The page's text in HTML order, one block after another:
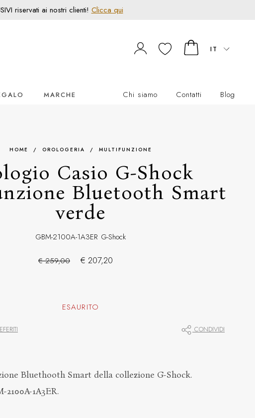
riservati ai nostri clienti! Clicca qui
IT
MARCHE Chi siamo Contatti Blog
HOME / OROLOGERIA / MULTIFUNZIONE
Casio G-Shock
Bluetooth Smart
verde
GBM-2100A-1A3ER G-Shock
€ 259,00 € 207,20
ESAURITO
CONDIVIDI
Bluethooth Smart della collezione G-Shock.
2100A-1A3ER.